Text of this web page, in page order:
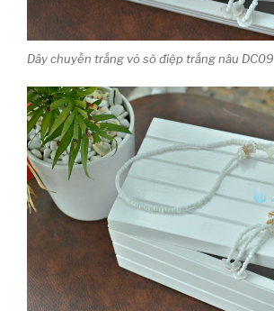
Dây chuyền trắng vỏ sò điệp trắng nâu DC09